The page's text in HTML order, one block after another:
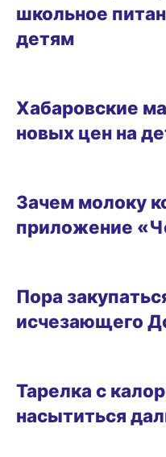
школьное
детям
Хабаровские
новых цен на
Зачем молоку
приложение
Пора
исчезающего
Тарелка с
насытиться